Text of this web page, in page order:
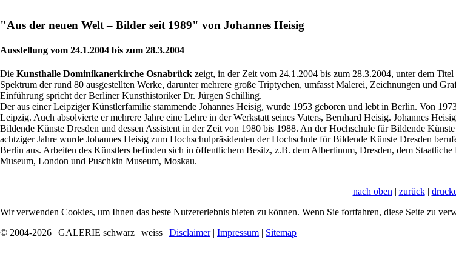
"Aus der neuen Welt – Bilder seit 1989" von Johannes Heisig
Ausstellung vom 24.1.2004 bis zum 28.3.2004
Die Kunsthalle Dominikanerkirche Osnabrück zeigt, in der Zeit vom 24.1.2004 bis zum 28.3.2004, unter dem Titel
Spektrum der rund 80 ausgestellten Werke, darunter mehrere große Triptychen, umfasst Malerei, Zeichnungen und
Einführung spricht der Berliner Kunsthistoriker Dr. Jürgen Schilling.
Der aus einer Leipziger Künstlerfamilie stammende Johannes Heisig, wurde 1953 geboren und lebt in Berlin. Von
Leipzig. Auch absolvierte er mehrere Jahre eine Lehre in der Werkstatt seines Vaters, Bernhard Heisig. Johannes
Bildende Künste Dresden und dessen Assistent in der Zeit von 1980 bis 1988. An der Hochschule für Bildende
achtziger Jahre wurde Johannes Heisig zum Hochschulpräsidenten der Hochschule für Bildende Künste Dresden
Berlin aus. Arbeiten des Künstlers befinden sich in öffentlichem Besitz, z.B. dem Albertinum, Dresden, dem
Museum, London und Puschkin Museum, Moskau.
nach oben| zurück|
Wir verwenden Cookies, um Ihnen das beste Nutzererlebnis bieten zu können. Wenn Sie fortfahren, diese Seite zu
© 2004-2026 | GALERIE schwarz | weiss | Disclaimer| Impressum Sitemap